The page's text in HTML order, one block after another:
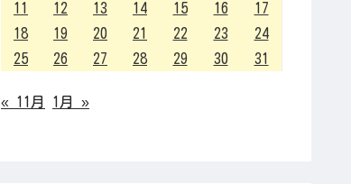
11
12 13 14 15 16
17
18
19 20 21 22 23
24
25
26 27 28 29 30 31
« 11月 1月 »